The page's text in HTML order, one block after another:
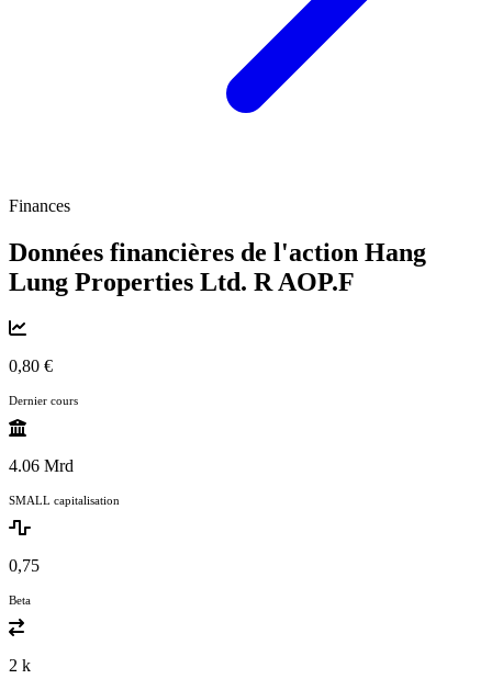
Finances
Données financières de l'action Hang
Lung Properties Ltd. R AOP.F
0,80 €
Dernier cours
4.06 Mrd
SMALL capitalisation
0,75
Beta
2 k